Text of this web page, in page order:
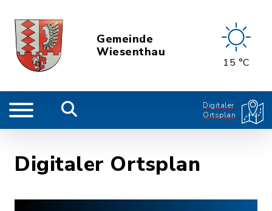
Gemeinde
Wiesenthau
15 °C
Digitaler
Ortsplan
Digitaler Ortsplan